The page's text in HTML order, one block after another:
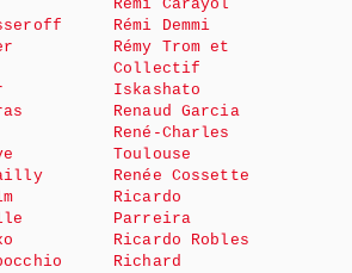
Rémi Carayol
Rémi Demmi
Rémy Trom et
Collectif
Iskashato
Renaud Garcia
René-Charles
Toulouse
Renée Cossette
Ricardo
Parreira
Ricardo Robles
Richard